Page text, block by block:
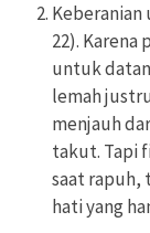
Keberanian
22). Karena
untuk
lemah
menjauh
takut. Tapi
saat rapuh,
hati yang